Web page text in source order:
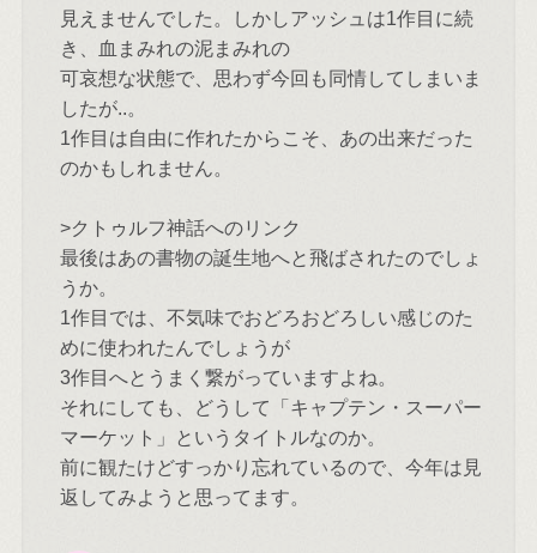
見えませんでした。しかしアッシュは1作目に続
き、血まみれの泥まみれの
可哀想な状態で、思わず今回も同情してしまいま
したが..。
1作目は自由に作れたからこそ、あの出来だった
のかもしれません。
>クトゥルフ神話へのリンク
最後はあの書物の誕生地へと飛ばされたのでしょ
うか。
1作目では、不気味でおどろおどろしい感じのた
めに使われたんでしょうが
3作目へとうまく繋がっていますよね。
それにしても、どうして「キャプテン・スーパー
マーケット」というタイトルなのか。
前に観たけどすっかり忘れているので、今年は見
返してみようと思ってます。